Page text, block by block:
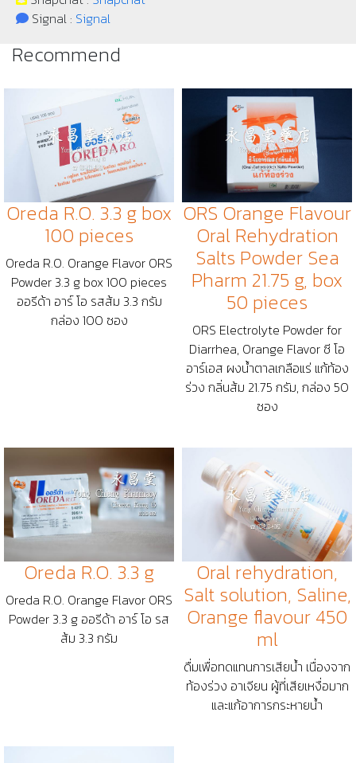
Signal : Signal
Recommend
Oreda R.O. 3.3 g box
100 pieces
Oreda R.O. Orange Flavor ORS
Powder 3.3 g box 100 pieces
ออรีด้า อาร์ โอ รสส้ม 3.3 กรัม
กล่อง 100 ซอง
ORS Orange Flavour
Oral Rehydration
Salts Powder Sea
Pharm 21.75 g, box
50 pieces
ORS Electrolyte Powder for
Diarrhea, Orange Flavor ซี โอ
อาร์เอส ผงน้ำตาลเกลือแร่ แก้ท้อง
ร่วง กลิ่นส้ม 21.75 กรัม, กล่อง 50
ซอง
Oreda R.O. 3.3 g
Oreda R.O. Orange Flavor ORS
Powder 3.3 g ออรีด้า อาร์ โอ รส
ส้ม 3.3 กรัม
Oral rehydration,
Salt solution, Saline,
Orange flavour 450
ml
ดื่มเพื่อทดแทนการเสียน้ำ เนื่องจาก
ท้องร่วง อาเจียน ผู้ที่เสียเหงื่อมาก
และแก้อาการกระหายน้ำ